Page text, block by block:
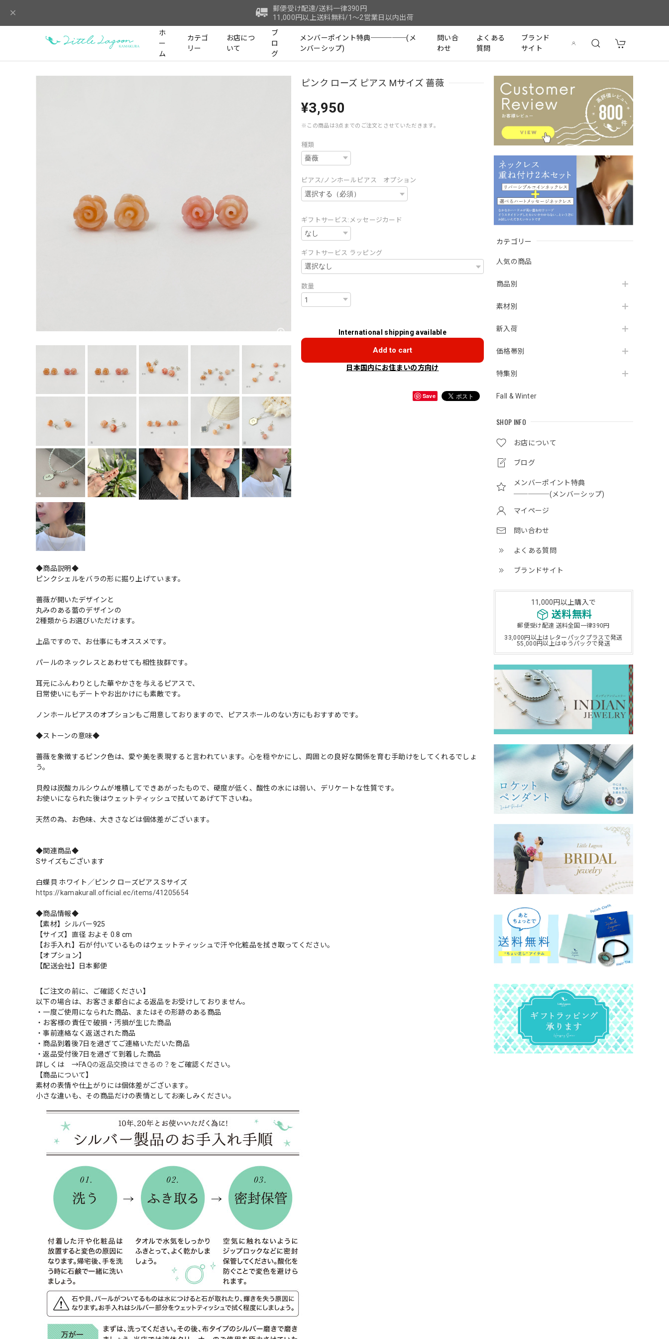
郵便受け配達/送料一律390円
11,000円以上送料無料/1～2営業日以内出荷
ホ
ー
ム
カテゴ
リー
お店につ
いて
ブ
ロ
グ
メンバーポイント特典─────(メ
ンバーシップ)
問い合
わせ
よくある
質問
ブランド
サイト
カテゴリー
人気の商品
商品別
素材別
新入荷
価格帯別
特集別
Fall & Winter
SHOP INFO
お店について
ブログ
メンバーポイント特典
─────(メンバーシップ)
マイページ
問い合わせ
よくある質問
ブランドサイト
11,000円以上購入で
送料無料
郵便受け配達 送料全国一律390円
33,000円以上はレターパックプラスで発送
55,000円以上はゆうパックで発送
ピンク ローズ ピアス Mサイズ 薔薇
¥3,950
※この商品は3点までのご注文とさせていただきます。
種類
ピアス/ノンホールピアス オプション
ギフトサービス:メッセージカード
ギフトサービス ラッピング
数量
International shipping available
Add to cart
日本国内にお住まいの方向け
Save
◆商品説明◆
ピンクシェルをバラの形に掘り上げています。
薔薇が開いたデザインと
丸みのある蕾のデザインの
2種類からお選びいただけます。
上品ですので、お仕事にもオススメです。
パールのネックレスとあわせても相性抜群です。
耳元にふんわりとした華やかさを与えるピアスで、
日常使いにもデートやお出かけにも素敵です。
ノンホールピアスのオプションもご用意しておりますので、ピアスホールのない方にもおすすめです。
◆ストーンの意味◆
薔薇を象徴するピンク色は、愛や美を表現すると言われています。心を穏やかにし、周囲との良好な関係を育む手助けをしてくれるでしょ
う。
貝殻は炭酸カルシウムが堆積してできあがったもので、硬度が低く、酸性の水には弱い、デリケートな性質です。
お使いになられた後はウェットティッシュで拭いてあげて下さいね。
天然の為、お色味、大きさなどは個体差がございます。
◆関連商品◆
Sサイズもございます
白蝶貝 ホワイト／ピンク ローズピアス Sサイズ
https://kamakurall.official.ec/items/41205654
◆商品情報◆
【素材】シルバー925
【サイズ】直径 およそ 0.8 cm
【お手入れ】石が付いているものはウェットティッシュで汗や化粧品を拭き取ってください。
【オプション】
【配送会社】日本郵便
【ご注文の前に、ご確認ください】
以下の場合は、お客さま都合による返品をお受けしておりません。
・一度ご使用になられた商品、またはその形跡のある商品
・お客様の責任で破損・汚損が生じた商品
・事前連絡なく返送された商品
・商品到着後7日を過ぎてご連絡いただいた商品
・返品受付後7日を過ぎて到着した商品
詳しくは →FAQの返品交換はできるの？ をご確認ください。
【商品について】
素材の表情や仕上がりには個体差がございます。
小さな違いも、その商品だけの表情としてお楽しみください。